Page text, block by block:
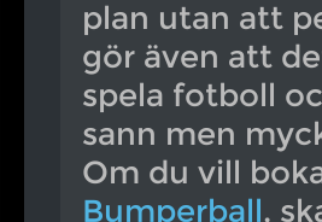
plan utan att
gör även att
spela fotboll
sann men
Om du vill
Bumperball,